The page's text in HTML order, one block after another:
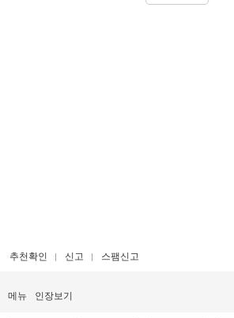
추천확인 신고 스팸신고
메뉴 인장보기